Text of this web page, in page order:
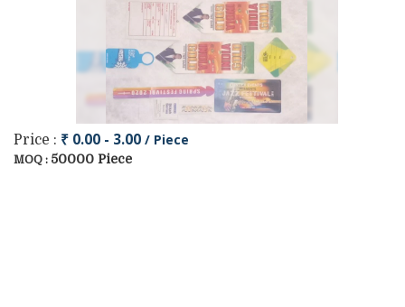
Price : ₹ 0.00 - 3.00 / Piece
MOQ : 50000 Piece